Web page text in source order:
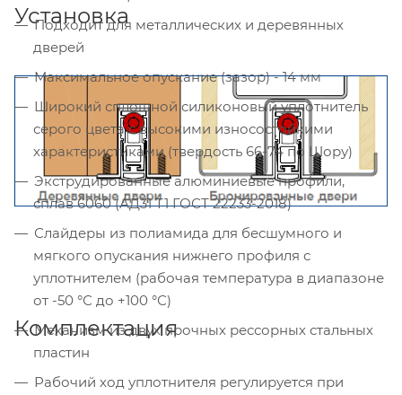
Подходит для металлических и деревянных
дверей
Максимальное опускание (зазор) - 14 мм
Широкий сплошной силиконовый уплотнитель
серого цвета с высокими износостойкими
характеристиками (твердость 66-74 по Шору)
Экструдированные алюминиевые профили,
сплав 6060 (АД31 Т1 ГОСТ 22233-2018)
Слайдеры из полиамида для бесшумного и
мягкого опускания нижнего профиля с
уплотнителем (рабочая температура в диапазоне
от -50 °С до +100 °С)
Механизм из двух прочных рессорных стальных
пластин
Рабочий ход уплотнителя регулируется при
Установка
Комплектация